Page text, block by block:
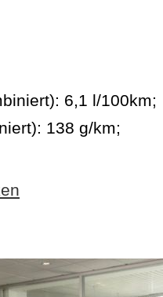
6,1 l/100km;
138 g/km;